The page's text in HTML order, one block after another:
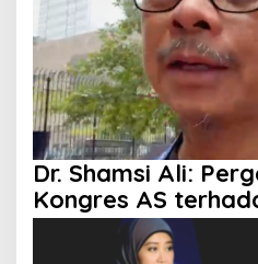
Dr. Shamsi Ali:
Kongres AS
Militer ke Israel